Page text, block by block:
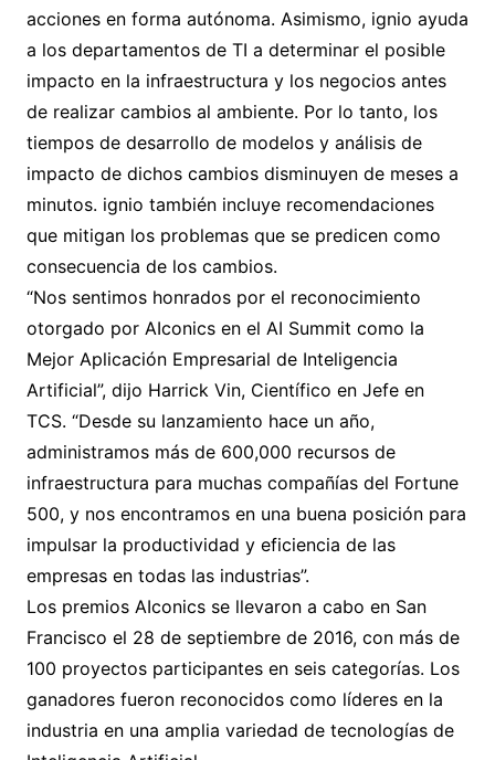
acciones en forma autónoma. Asimismo, ignio ayuda
a los departamentos de TI a determinar el posible
impacto en la infraestructura y los negocios antes
de realizar cambios al ambiente. Por lo tanto, los
tiempos de desarrollo de modelos y análisis de
impacto de dichos cambios disminuyen de meses a
minutos. ignio también incluye recomendaciones
que mitigan los problemas que se predicen como
consecuencia de los cambios.
“Nos sentimos honrados por el reconocimiento
otorgado por AIconics en el AI Summit como la
Mejor Aplicación Empresarial de Inteligencia
Artificial”, dijo Harrick Vin, Científico en Jefe en
TCS. “Desde su lanzamiento hace un año,
administramos más de 600,000 recursos de
infraestructura para muchas compañías del Fortune
500, y nos encontramos en una buena posición para
impulsar la productividad y eficiencia de las
empresas en todas las industrias”.
Los premios AIconics se llevaron a cabo en San
Francisco el 28 de septiembre de 2016, con más de
100 proyectos participantes en seis categorías. Los
ganadores fueron reconocidos como líderes en la
industria en una amplia variedad de tecnologías de